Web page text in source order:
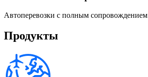
Автоперевозки с полным сопровождением
Продукты